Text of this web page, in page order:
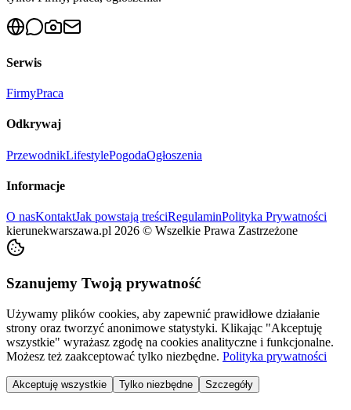
Serwis
FirmyPraca
Odkrywaj
PrzewodnikLifestylePogodaOgłoszenia
Informacje
O nasKontaktJak powstają treściRegulaminPolityka Prywatności
kierunekwarszawa.pl 2026 © Wszelkie Prawa Zastrzeżone
Szanujemy Twoją prywatność
Używamy plików cookies, aby zapewnić prawidłowe działanie
strony oraz tworzyć anonimowe statystyki. Klikając "Akceptuję
wszystkie" wyrażasz zgodę na cookies analityczne i funkcjonalne.
Możesz też zaakceptować tylko niezbędne. Polityka prywatności
Akceptuję wszystkie Tylko niezbędne Szczegóły